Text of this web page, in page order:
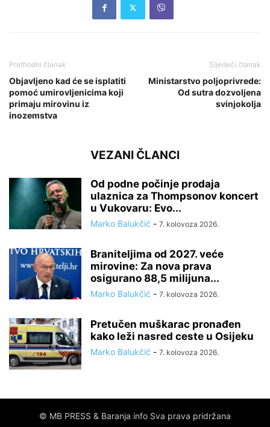
Prethodni članak
Objavljeno kad će se isplatiti
pomoć umirovljenicima koji
primaju mirovinu iz
inozemstva
Sljedeći članak
Ministarstvo poljoprivrede:
Od sutra dozvoljena
svinjokolja
VEZANI ČLANCI
Od podne počinje prodaja
ulaznica za Thompsonov koncert
u Vukovaru: Evo...
Marko Balukčić - 7. kolovoza 2026.
Braniteljima od 2027. veće
mirovine: Za nova prava
osigurano 88,5 milijuna...
Marko Balukčić - 7. kolovoza 2026.
Pretučen muškarac pronađen
kako leži nasred ceste u Osijeku
Marko Balukčić - 7. kolovoza 2026.
© MB PRESS & Baranja info Sva prava pridržana